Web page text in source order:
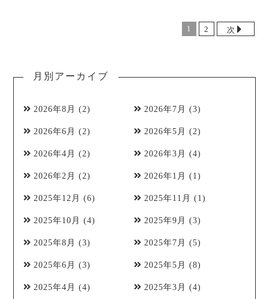
1 2 次
月別アーカイブ
2026年8月 (2) 2026年7月 (3)
2026年6月 (2) 2026年5月 (2)
2026年4月 (2) 2026年3月 (4)
2026年2月 (2) 2026年1月 (1)
2025年12月 (6) 2025年11月 (1)
2025年10月 (4) 2025年9月 (3)
2025年8月 (3) 2025年7月 (5)
2025年6月 (3) 2025年5月 (8)
2025年4月 (4) 2025年3月 (4)